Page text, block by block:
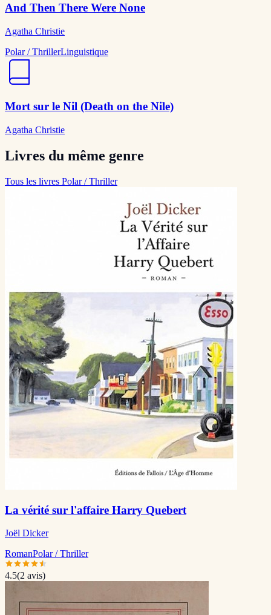
And Then There Were None
Agatha Christie
Polar / ThrillerLinguistique
Mort sur le Nil (Death on the Nile)
Agatha Christie
Livres du même genre
Tous les livres Polar / Thriller
La vérité sur l'affaire Harry Quebert
Joël Dicker
RomanPolar / Thriller
4.5(2 avis)